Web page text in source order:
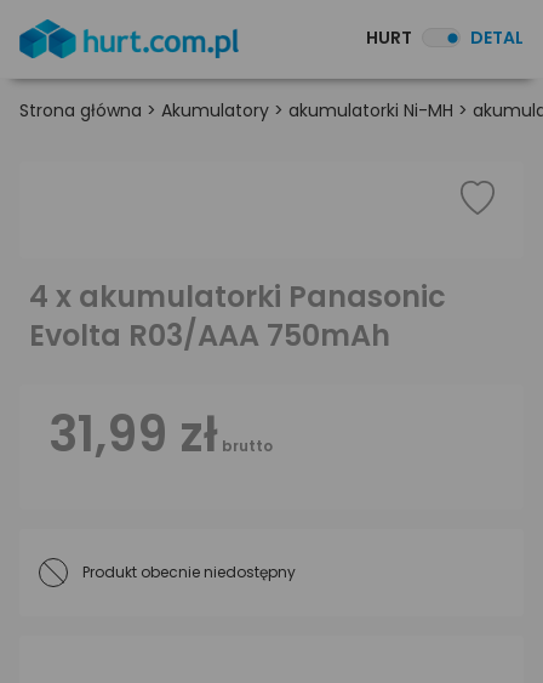
HURT DETAL
Strona główna > Akumulatory > akumulatorki Ni-MH >
4 x akumulatorki Panasonic
Evolta R03/AAA 750mAh
31,99 zł brutto
Produkt obecnie niedostępny